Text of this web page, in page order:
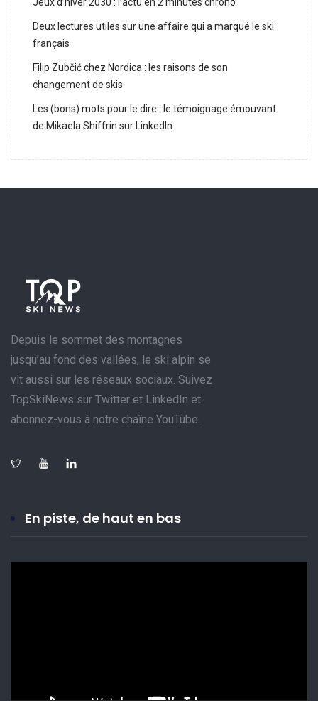
Jeux d’hiver 2030 : l’actu en 2 minutes chrono
Deux lectures utiles sur une affaire qui a marqué le ski
français
Filip Zubčić chez Nordica : les raisons de son
changement de skis
Les (bons) mots pour le dire : le témoignage émouvant
de Mikaela Shiffrin sur LinkedIn
Depuis le sommet des montagnes
jusqu’au fond des vallées, le ski alpin se
vit aussi sur les réseaux sociaux. Suivez
TopSkiNews sur Twitter et LinkedIn et
abonnez-vous à notre chaîne YouTube.
En piste, de haut en bas